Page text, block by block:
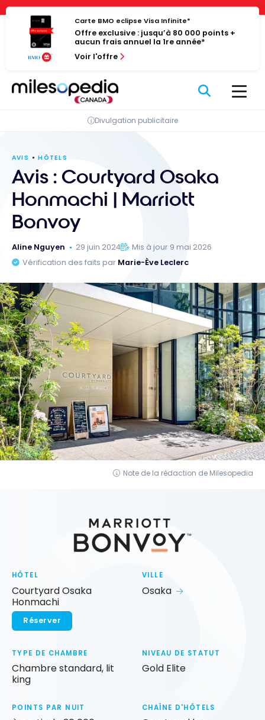
Panneau de gestion des cookies
Passer
contenu
Carte BMO eclipse Visa Infinite*
Offre exclusive : jusqu’à 80 000 points +
aucun frais annuel la 1re année*
Voir l'offre
Divulgation publicitaire
AVIS HÔTELS
Avis : Courtyard Osaka
Honmachi | Marriott
Bonvoy
Aline Nguyen 29 juin 2024
Mis à jour 9 mai 2026
Vérification des faits par Marie-Ève Leclerc
Note de la rédaction de Milesopedia
HÔTEL
Courtyard Osaka
Honmachi
Réserver
VILLE
Osaka
TYPE DE CHAMBRE
Chambre standard, lit
king
NIVEAU DE STATUT
Gold Elite
POINTS PAR NUIT CHAÎNE D'HÔTELS